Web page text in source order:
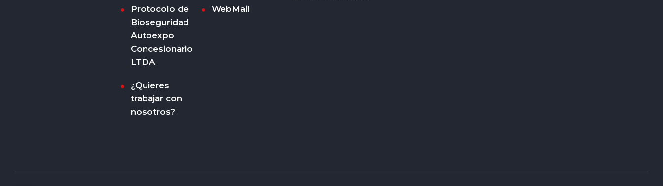
Protocolo de
Bioseguridad
Autoexpo
Concesionario
LTDA
WebMail
¿Quieres
trabajar con
nosotros?